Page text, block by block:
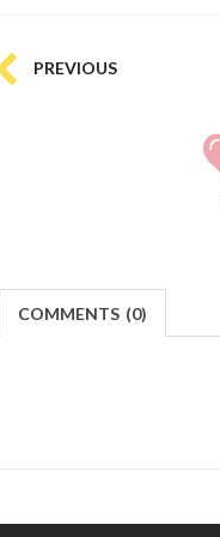
PREVIOUS
COMMENTS (0)